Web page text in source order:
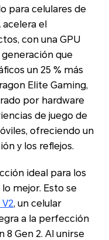
para celulares de
acelera el
con una GPU
que
un 25 % más
Elite Gaming,
por hardware
de juego de
ofreciendo un
y los reflejos.
ideal para los
mejor. Esto se
, un celular
a la perfección
8 Gen 2. Al unirse